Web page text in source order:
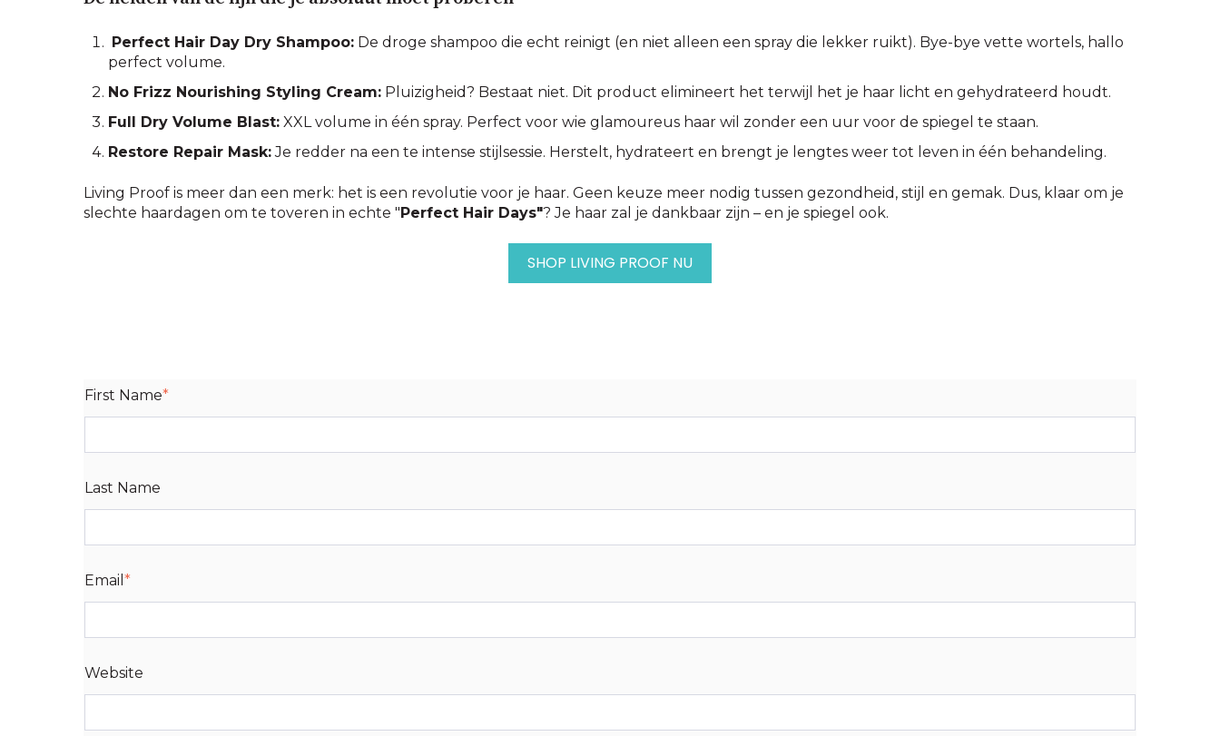
Perfect Hair Day Dry Shampoo: De droge shampoo die echt reinigt (en niet alleen een spray die lekker ruikt). Bye-bye vette wortels, hallo
perfect volume.
No Frizz Nourishing Styling Cream: Pluizigheid? Bestaat niet. Dit product elimineert het terwijl het je haar licht en gehydrateerd houdt.
Full Dry Volume Blast: XXL volume in één spray. Perfect voor wie glamoureus haar wil zonder een uur voor de spiegel te staan.
Restore Repair Mask:Je redder na een te intense stijlsessie. Herstelt, hydrateert en brengt je lengtes weer tot leven in één behandeling.
Living Proof is meer dan een merk: het is een revolutie voor je haar. Geen keuze meer nodig tussen gezondheid, stijl en gemak. Dus, klaar om je
slechte haardagen om te toveren in echte "Perfect Hair Days"? Je haar zal je dankbaar zijn – en je spiegel ook.
SHOP LIVING PROOF NU
First Name*
Last Name
Email *
Website